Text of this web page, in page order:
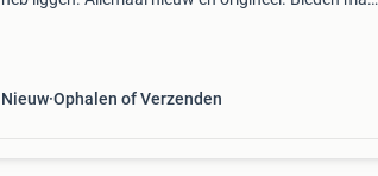
Nieuw Ophalen of Verzenden